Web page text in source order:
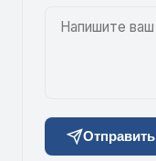
Отправить